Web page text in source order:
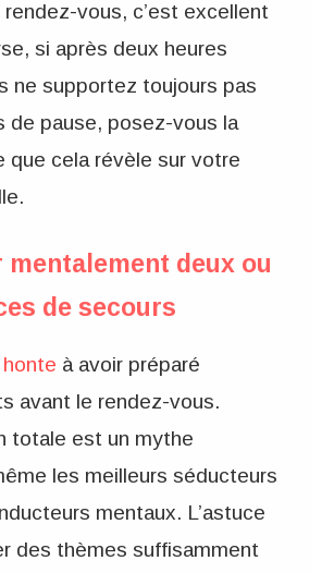
vous, c’est excellent
si après deux heures
ne supportez toujours pas
de pause, posez-vous la
que cela révèle sur votre
mentalement deux ou
de secours
honte à avoir préparé
avant le rendez-vous.
totale est un mythe
les meilleurs séducteurs
mentaux. L’astuce
des thèmes suffisamment